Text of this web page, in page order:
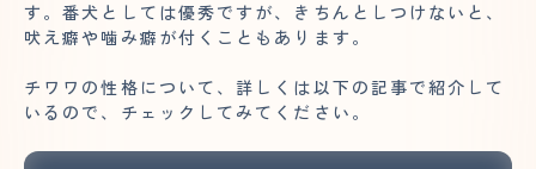
す。番犬としては優秀ですが、きちんとしつけないと、
吠え癖や噛み癖が付くこともあります。
チワワの性格について、詳しくは以下の記事で紹介して
いるので、チェックしてみてください。